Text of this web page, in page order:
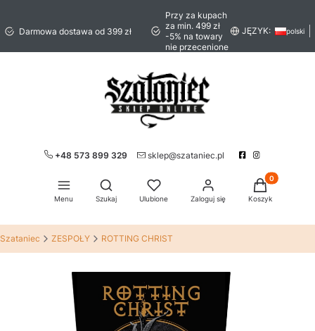
Darmowa dostawa od 399 zł
Przy za kupach
za min. 499 zł
-5% na towary
nie przecenione
JĘZYK: polski
+48 573 899 329 sklep@szataniec.pl
Menu
Otwórz wyszukiwarkę
Szukaj Ulubione Zaloguj się
Produkty w
Koszyk
Szataniec ZESPOŁY ROTTING CHRIST